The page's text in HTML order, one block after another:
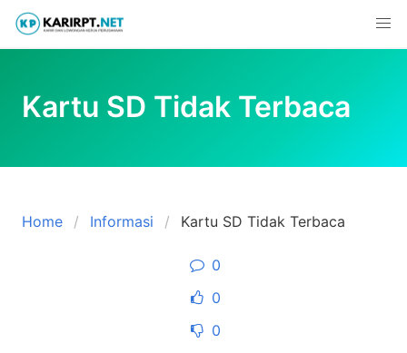
Skip
content
Kartu SD Tidak Terbaca
Home Informasi Kartu SD Tidak Terbaca
0
0
0